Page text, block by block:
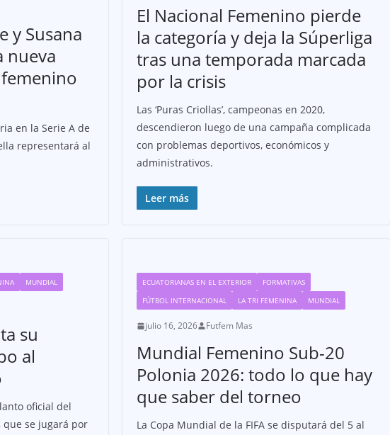
y Susana
nueva
en la Serie A de
representará al
El Nacional Femenino pierde
la categoría y deja la Súperliga
tras una temporada marcada
por la crisis
Las ‘Puras Criollas’, campeonas en 2020,
descendieron luego de una campaña complicada
con problemas deportivos, económicos y
administrativos.
Leer más
MUNDIAL
su
al
oficial del
que se jugará por
ECUATORIANAS EN EL EXTERIOR
FORMATIVAS
FÚTBOL INTERNACIONAL
LA TRI FEMENINA MUNDIAL
julio 16, 2026 Futfem Mas
Mundial Femenino Sub-20
Polonia 2026: todo lo que hay
que saber del torneo
La Copa Mundial de la FIFA se disputará del 5 al